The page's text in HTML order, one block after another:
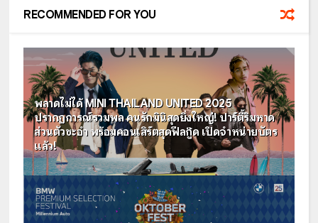
RECOMMENDED FOR YOU
พลาดไม่ได้ MINI THAILAND UNITED 2025
ปรากฏการณ์รวมพล คนรักมินิสุดยิ่งใหญ่! ปาร์ตี้ริมหาด
ส่วนตัวชะอำ พร้อมคอนเสิร์ตสุดฟีลกู๊ด เปิดจำหน่ายบัตร
แล้ว!